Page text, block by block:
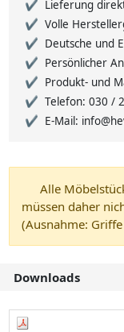
Lieferung
Volle
Deutsche und
Persönlicher
Produkt- und
Telefon: 030 /
E-Mail:
Alle
müssen daher
(Ausnahme:
Downloads